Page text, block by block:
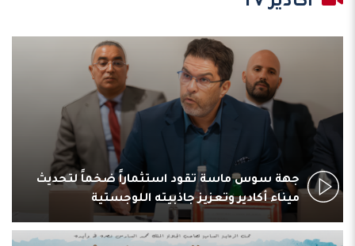
جهة سوس ماسة تقود استثماراً ضخماً لتحديث
ميناء أكادير وتعزيز جاذبيته اللوجستية